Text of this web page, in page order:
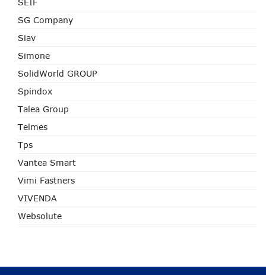
SEIF
SG Company
Siav
Simone
SolidWorld GROUP
Spindox
Talea Group
Telmes
Tps
Vantea Smart
Vimi Fastners
VIVENDA
Websolute